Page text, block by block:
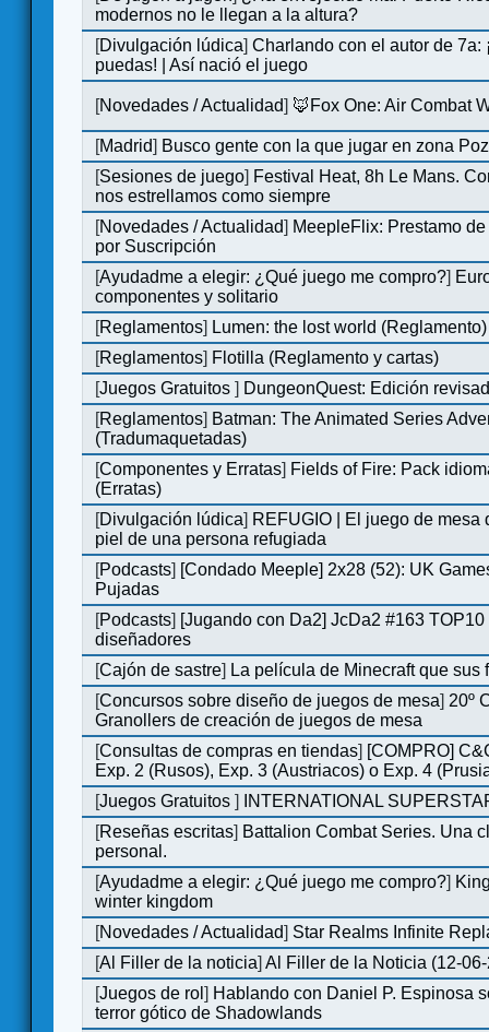
modernos no le llegan a la altura?
[Divulgación lúdica]Charlando con el autor de 7a:
puedas! | Así nació el juego
[Novedades / Actualidad] 🦊Fox One: Air Combat
[Madrid] Busco gente con la que jugar en zona
[Sesiones de juego] Festival Heat, 8h Le Mans.
nos estrellamos como siempre
[Novedades / Actualidad] MeepleFlix: Prestamo
por Suscripción
[Ayudadme a elegir: ¿Qué juego me compro?]
componentes y solitario
[Reglamentos] Lumen: the lost world (Reglamento)
[Reglamentos] Flotilla (Reglamento y cartas)
[Juegos Gratuitos] DungeonQuest: Edición
[Reglamentos] Batman: The Animated Series
(Tradumaquetadas)
[Componentes y Erratas] Fields of Fire: Pack
(Erratas)
[Divulgación lúdica] REFUGIO | El juego de mesa
piel de una persona refugiada
[Podcasts] [Condado Meeple] 2x28 (52): UK
Pujadas
[Podcasts] [Jugando con Da2] JcDa2 #163
diseñadores
[Cajón de sastre] La película de Minecraft que sus
[Concursos sobre diseño de juegos de mesa] 20º
Granollers de creación de juegos de mesa
[Consultas de compras en tiendas] [COMPRO]
Exp. 2 (Rusos), Exp. 3 (Austriacos) o Exp. 4
[Juegos Gratuitos]
INTERNATIONAL
[Reseñas escritas] Battalion Combat Series. Una
personal.
[Ayudadme a elegir: ¿Qué juego me compro?]
winter kingdom
[Novedades / Actualidad] Star Realms Infinite
[Al Filler de la noticia]Al Filler de la Noticia (12-
[Juegos de rol] Hablando con Daniel P. Espinosa
terror gótico de Shadowlands